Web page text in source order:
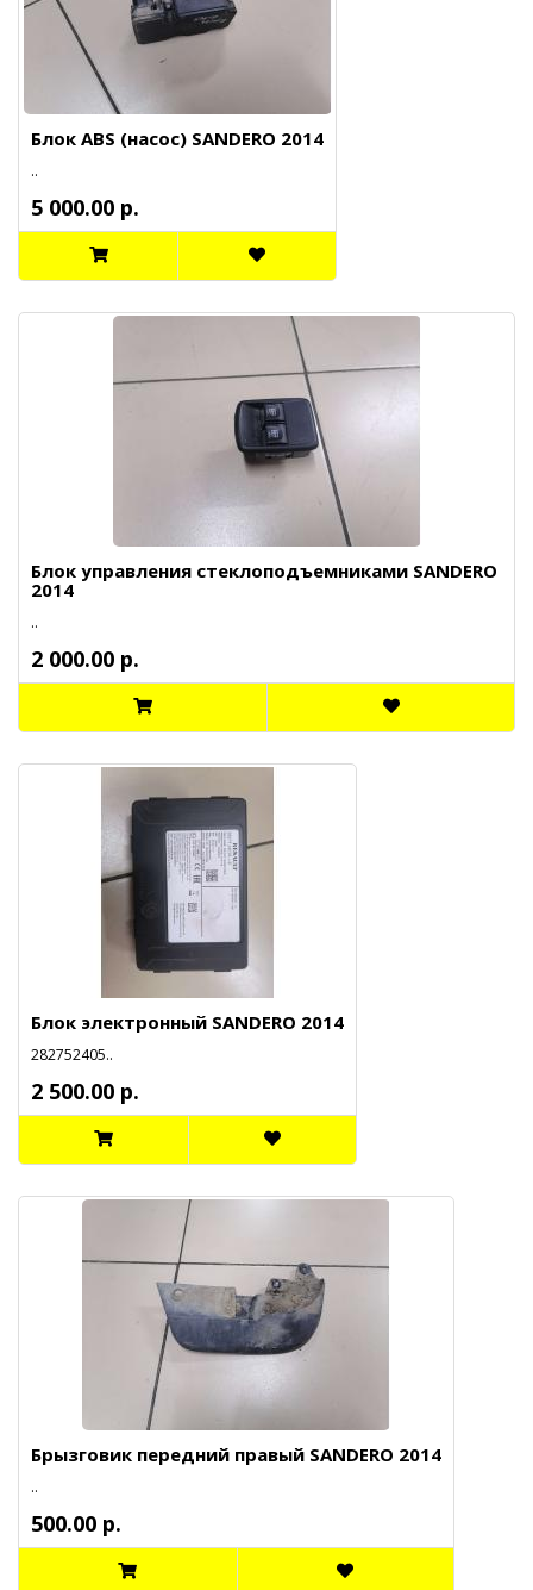
Блок ABS (насос) SANDERO 2014
..
5 000.00 р.
Блок управления стеклоподъемниками SANDERO
2014
..
2 000.00 р.
Блок электронный SANDERO 2014
282752405..
2 500.00 р.
Брызговик передний правый SANDERO 2014
..
500.00 р.